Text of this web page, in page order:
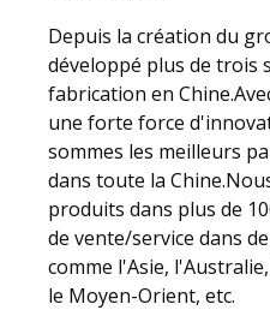
Depuis la création du
développé plus de trois
fabrication en
une forte force
sommes les meilleurs
dans toute la
produits dans plus de
de vente/service dans
comme l'Asie,
le Moyen-Orient, etc.